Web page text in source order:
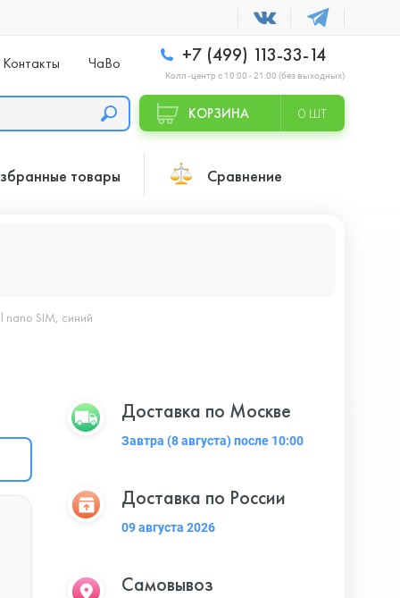
Контакты ЧаВо +7 (499) 113-33-14
Колл -центр с 10:00 - 21:00 (без выходных)
КОРЗИНА 0 ШТ
товары Сравнение
SIM, синий
Доставка по Москве
Завтра (8 августа) после 10:00
Доставка по России
09 августа 2026
Самовывоз